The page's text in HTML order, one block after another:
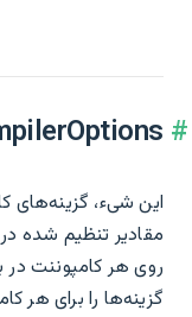
این شیء، گزینه‌های
مقادیر تنظیم شده
روی هر کامپوننت در
گزینه‌ها را برای هر